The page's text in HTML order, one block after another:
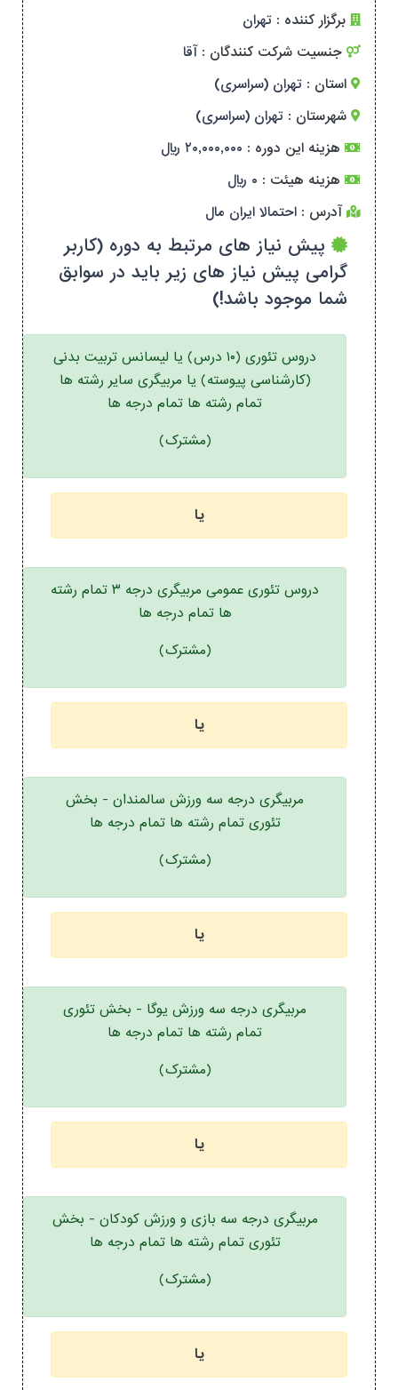
برگزار کننده : تهران
جنسیت شرکت کنندگان : آقا
استان : تهران (سراسری)
شهرستان : تهران (سراسری)
هزینه این دوره : ۲۰,۰۰۰,۰۰۰ ریال
هزینه هیئت : ۰ ریال
آدرس : احتمالا ایران مال
پیش نیاز های مرتبط به دوره (کاربر
گرامی پیش نیاز های زیر باید در سوابق
شما موجود باشد!)
دروس تئوری (۱۰ درس) یا لیسانس تربیت بدنی
(کارشناسی پیوسته) یا مربیگری سایر رشته ها
تمام رشته ها تمام درجه ها
(مشترک)
یا
دروس تئوری عمومی مربیگری درجه ۳ تمام رشته
ها تمام درجه ها
(مشترک)
یا
مربیگری درجه سه ورزش سالمندان - بخش
تئوری تمام رشته ها تمام درجه ها
(مشترک)
یا
مربیگری درجه سه ورزش یوگا - بخش تئوری
تمام رشته ها تمام درجه ها
(مشترک)
یا
مربیگری درجه سه بازی و ورزش کودکان - بخش
تئوری تمام رشته ها تمام درجه ها
(مشترک)
یا